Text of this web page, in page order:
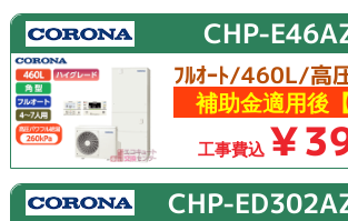
CHP-
ﾌﾙｵｰﾄ/460L/高
補助金適用後
工事費込 ￥
CHP-